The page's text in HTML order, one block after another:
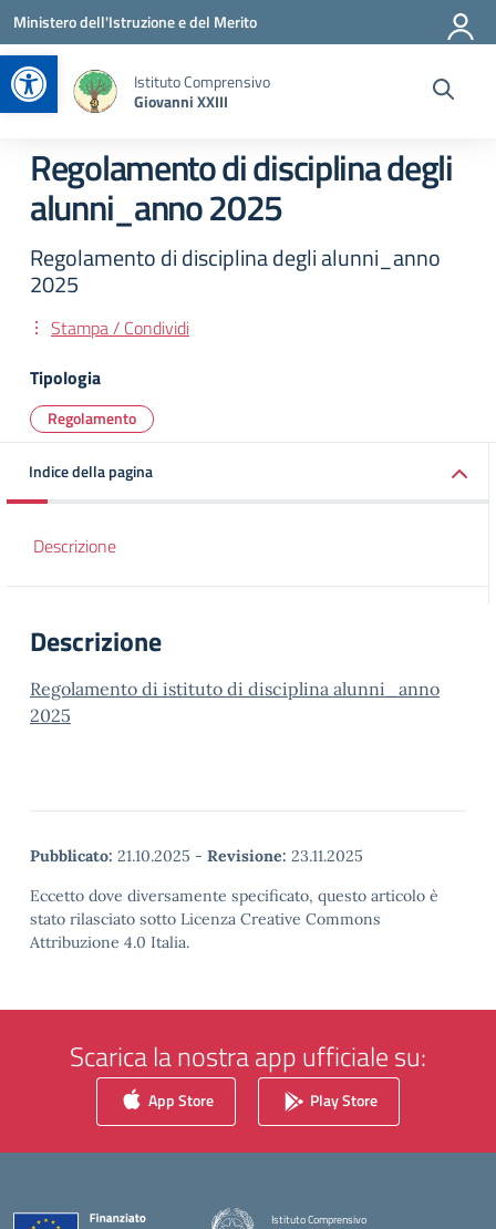
Apri la barra degli strumenti
Vai ai contenuti
Vai al menu di navigazione
Vai al footer
Ministero dell'Istruzione e del Merito
Istituto Comprensivo
Giovanni XXIII
Regolamento di disciplina degli
alunni_anno 2025
Regolamento di disciplina degli alunni_anno
2025
Stampa / Condividi
Tipologia
Regolamento
Indice della pagina
Descrizione
Descrizione
Regolamento di istituto di disciplina alunni_anno
2025
Pubblicato: 21.10.2025 - Revisione: 23.11.2025
Eccetto dove diversamente specificato, questo articolo è
stato rilasciato sotto Licenza Creative Commons
Attribuzione 4.0 Italia.
Scarica la nostra app ufficiale su:
App Store Play Store
Istituto Comprensivo